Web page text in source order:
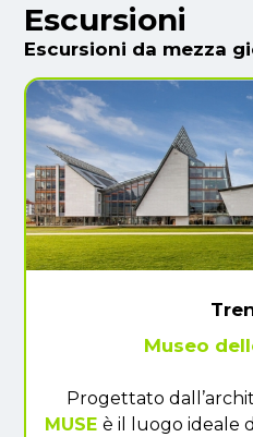
Escursioni
Escursioni da mezza
Museo
Progettato
MUSE è il luogo ideale